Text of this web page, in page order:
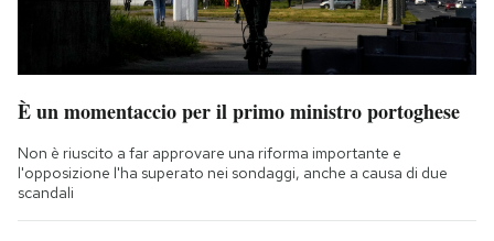
È un momentaccio per il primo ministro portoghese
Non è riuscito a far approvare una riforma importante e
l'opposizione l'ha superato nei sondaggi, anche a causa di due
scandali